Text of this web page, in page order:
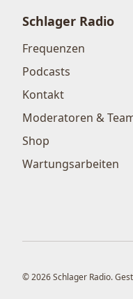
Schlager Radio
Frequenzen
Podcasts
Kontakt
Moderatoren &
Shop
Wartungsarbeiten
© 2026 Schlager Radio.